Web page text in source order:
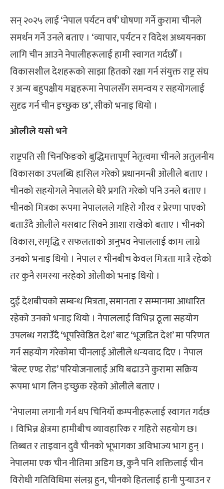
सन् २०२५ लाई ‘नेपाल पर्यटन वर्ष’ घोषणा गर्ने कुरामा चीनले
समर्थन गर्ने उनले बताए । ‘व्यापार, पर्यटन र विदेश अध्ययनका
लागि चीन आउने नेपालीहरूलाई हामी स्वागत गर्दछौँ ।
विकासशील देशहरूको साझा हितको रक्षा गर्न संयुक्त राष्ट्र संघ
र अन्य बहुपक्षीय मञ्चहरूमा नेपालसँग समन्वय र सहयोगलाई
सुदृढ गर्न चीन इच्छुक छ’, सीको भनाइ थियो ।
ओलीले यसो भने
राष्ट्रपति सी चिनफिङको बुद्धिमत्तापूर्ण नेतृत्वमा चीनले अतुलनीय
विकासका उपलब्धि हासिल गरेको प्रधानमन्त्री ओलीले बताए ।
चीनको सहयोगले नेपालले धेरै प्रगति गरेको पनि उनले बताए ।
चीनको मित्रका रूपमा नेपाललले गहिरो गौरव र प्रेरणा पाएको
बताउँदै ओलीले यसबाट सिक्ने आशा राखेको बताए । चीनको
विकास, समृद्धि र सफलताको अनुभव नेपाललाई काम लाग्ने
उनको भनाइ थियो । नेपाल र चीनबीच केवल मित्रता मात्रै रहेको
तर कुनै समस्या नरहेको ओलीको भनाइ थियो ।
दुई देशबीचको सम्बन्ध मित्रता, समानता र सम्मानमा आधारित
रहेको उनको भनाइ थियो । नेपाललाई विभिन्न ठूला सहयोग
उपलब्ध गराउँदै ‘भूपरिवेष्ठित देश’ बाट ‘भूजडित देश’ मा परिणत
गर्न सहयोग गरेकोमा चीनलाई ओलीले धन्यवाद दिए । नेपाल
’बेल्ट एण्ड रोड’ परियोजनालाई अघि बढाउने कुरामा सक्रिय
रूपमा भाग लिन इच्छुक रहेको ओलीले बताए ।
‘नेपालमा लगानी गर्न थप चिनियाँ कम्पनीहरूलाई स्वागत गर्दछ
। विभिन्न क्षेत्रमा हामीबीच व्यावहारिक र गहिरो सहयोग छ।
तिब्बत र ताइवान दुवै चीनको भूभागका अविभाज्य भाग हुन् ।
नेपालमा एक चीन नीतिमा अडिग छ, कुनै पनि शक्तिलाई चीन
विरोधी गतिविधिमा संलग्न हुन, चीनको हितलाई हानी पुर्‍याउन र